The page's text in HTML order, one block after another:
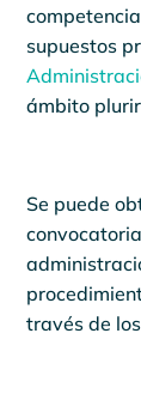
supuestos
ámbito
Se puede
través de